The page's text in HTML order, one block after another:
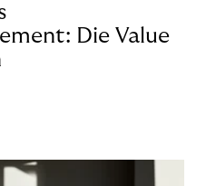
Die Value